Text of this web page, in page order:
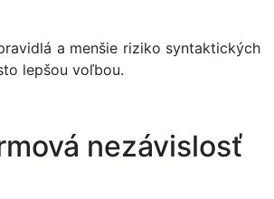
a menšie riziko syntaktických
lepšou voľbou.
nezávislosť